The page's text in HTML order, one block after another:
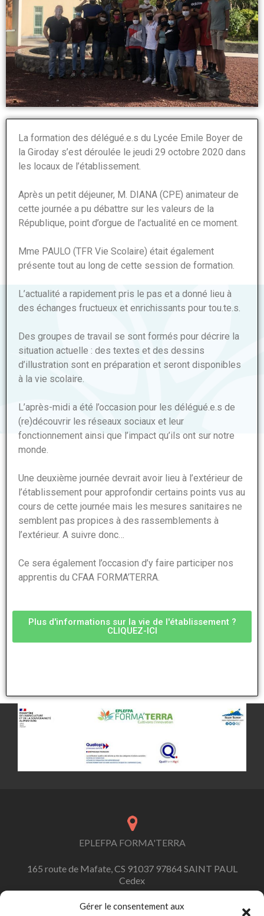
Gérer le consentement aux
La formation des délégué.e.s du Lycée Emile Boyer de
la Giroday s’est déroulée le jeudi 29 octobre 2020 dans
les locaux de l’établissement.
Après un petit déjeuner, M. DIANA (CPE) animateur de
cette journée a pu débattre sur les valeurs de la
République, point d’orgue de l’actualité en ce moment.
Mme PAULO (TFR Vie Scolaire) était également
présente tout au long de cette session de formation.
L’actualité a rapidement pris le pas et a donné lieu à
des échanges fructueux et enrichissants pour tou.te.s.
Des groupes de travail se sont formés pour décrire la
situation actuelle : des textes et des dessins
d’illustration sont en préparation et seront disponibles
à la vie scolaire.
L’après-midi a été l’occasion pour les délégué.e.s de
(re)découvrir les réseaux sociaux et leur
fonctionnement ainsi que l’impact qu’ils ont sur notre
monde.
Une deuxième journée devrait avoir lieu à l’extérieur de
l’établissement pour approfondir certains points vus au
cours de cette journée mais les mesures sanitaires ne
semblent pas propices à des rassemblements à
l’extérieur. A suivre donc…
Ce sera également l’occasion d’y faire participer nos
apprentis du CFAA FORMA’TERRA.
Plus d'informations sur la vie de l'établissement ?
CLIQUEZ-ICI
EPLEFPA FORMA'TERRA
165 route de Mafate, CS 91037 97864 SAINT PAUL
Cedex